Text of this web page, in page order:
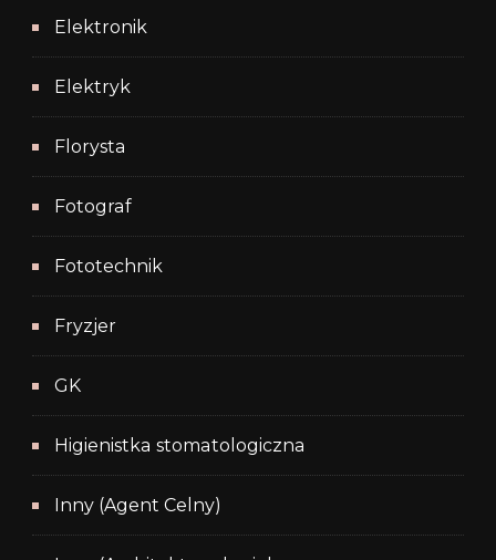
Elektronik
Elektryk
Florysta
Fotograf
Fototechnik
Fryzjer
GK
Higienistka stomatologiczna
Inny (Agent Celny)